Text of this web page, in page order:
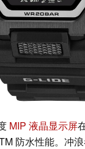
MIP 液晶显示屏
防水性能。冲